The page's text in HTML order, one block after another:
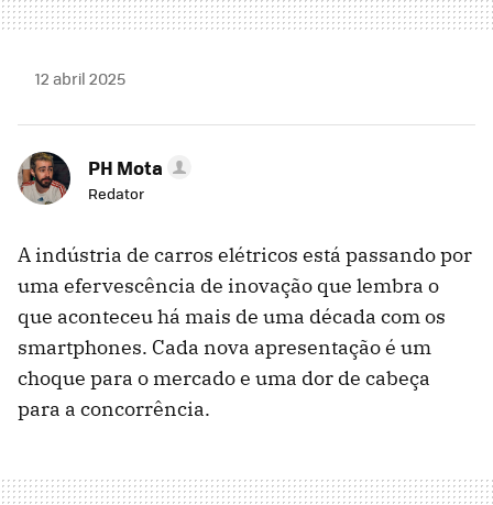
12 abril 2025
PH Mota
Redator
A indústria de carros elétricos está passando por
uma efervescência de inovação que lembra o
que aconteceu há mais de uma década com os
smartphones. Cada nova apresentação é um
choque para o mercado e uma dor de cabeça
para a concorrência.